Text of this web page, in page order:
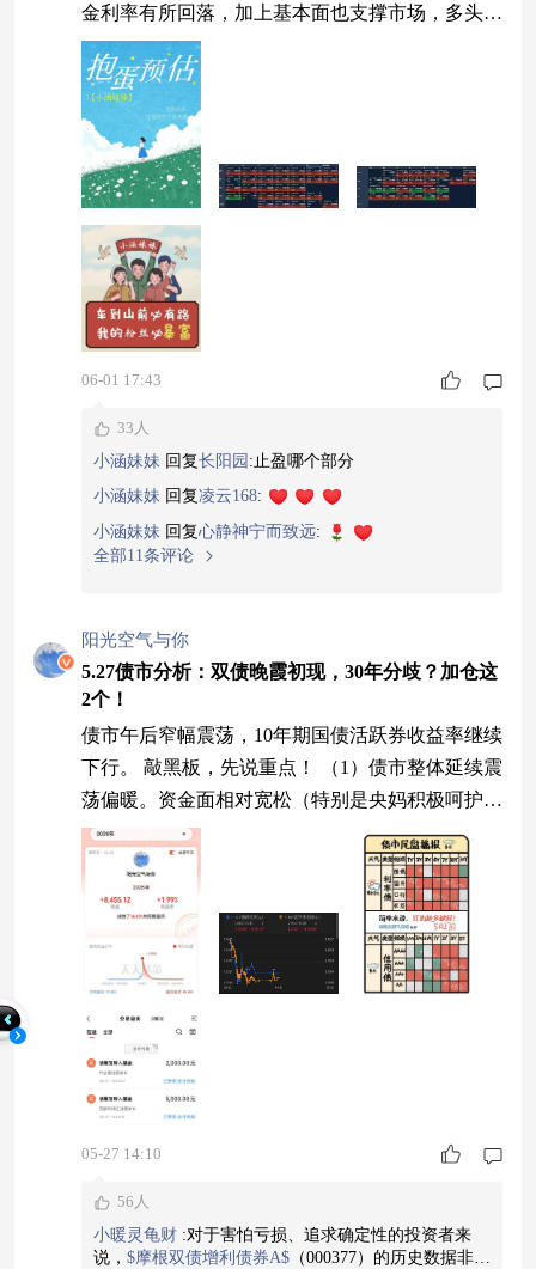
金利率有所回落，加上基本面也支撑市场，多头情
绪很好，超长端也在补涨中。 股市，科创50连
跌，但个股将近五分之三上涨，半导体、CPO跌幅
领先，本身此前交易比较拥挤，资金在兑现，但景
气度还没有反转，从硬件端向应用端切换显著。观
察后续科创50在1600点能否企稳，以及拥挤消化程
度。 利率债：收蛋！ 1-3年预计
06-01 17:43
33人
小涵妹妹 回复长阳园 : 止盈哪个部分
小涵妹妹 回复凌云168:
小涵妹妹 回复心静神宁而致远:
全部11条评论
阳光空气与你
5.27债市分析：双债晚霞初现，30年分歧？加仓这
2个！
债市午后窄幅震荡，10年期国债活跃券收益率继续
下行。 敲黑板，先说重点！ （1）债市整体延续震
荡偏暖。资金面相对宽松（特别是央妈积极呵护态
度），4月经济数据整体较弱，对债市形成较强的
支撑。 （2）30年国债独自走弱，出现多空分歧。
主要原因可能是债券供给压力，叠加短期市场利率
下行空间受限，资金继续参与交易的性价比较低，
以及部分获利盘离场。 （3）那么如何应对呢？阳
光个人倾向于长端、超长利率债边涨边撤
05-27 14:10
56人
小暖灵龟财 :对于害怕亏损、追求确定性的投资者来
说， $摩根双债增利债券A$ （000377）的历史数据非常